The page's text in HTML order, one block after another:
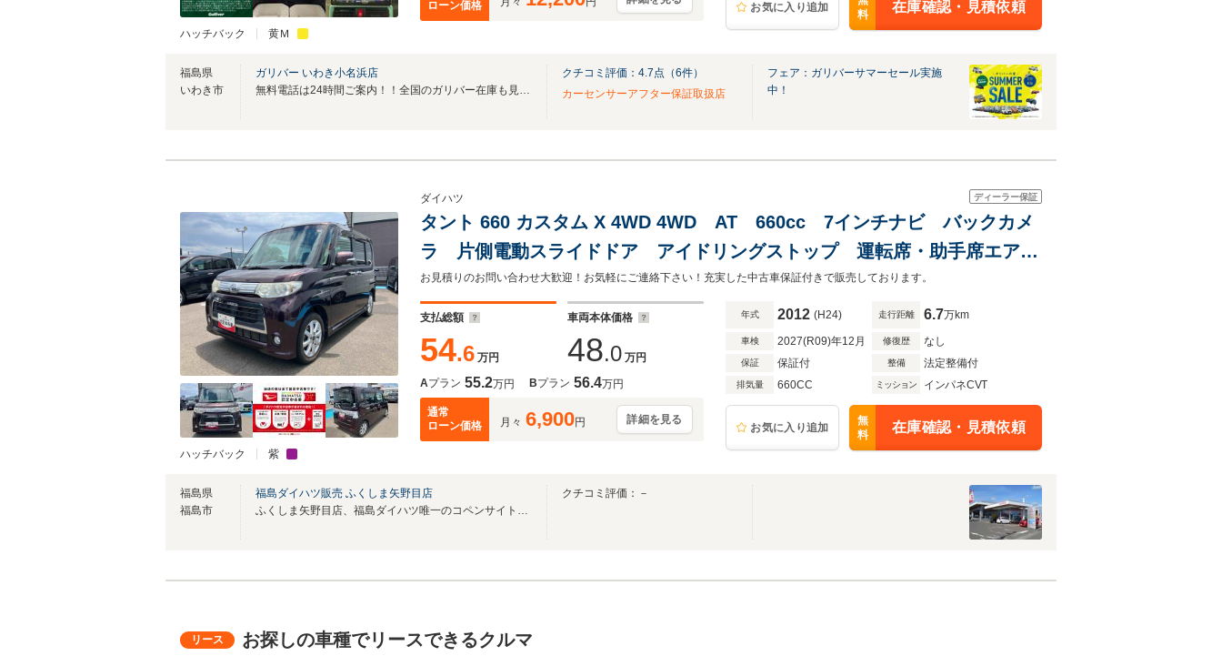
ハッチバック 黄Ｍ
ローン価格
お気に入り追加
料
在庫確認・見積依頼
福島県
いわき市
ガリバー いわき小名浜店
無料電話は24時間ご案内！！全国のガリバー在庫も見たい方は一括照会が可能です！
クチコミ評価： 4.7点（6件）
カーセンサーアフター保証取扱店
フェア：ガリバーサマーセール実施
中！
ハッチバック 紫
ディーラー保証
ダイハツ
タント 660 カスタム X 4WD 4WD AT 660cc 7インチナビ バックカメ
ラ 片側電動スライドドア アイドリングストップ 運転席・助手席エアバ
ック オートエアコン フォグランプ キーフリー
お見積りのお問い合わせ大歓迎！お気軽にご連絡下さい！充実した中古車保証付きで販売しております。
支払総額
54.6 万円
車両本体価格
48.0 万円
Aプラン 55.2万円 Bプラン 56.4万円
通常
ローン価格
月々 6,900円 詳細を見る
年式 2012 (H24) 走行距離 6.7万km
車検 2027(R09)年12月 修復歴 なし
保証 保証付 整備 法定整備付
排気量 660CC ミッション インパネCVT
お気に入り追加
無
料
在庫確認・見積依頼
福島県
福島市
福島ダイハツ販売 ふくしま矢野目店
ふくしま矢野目店、福島ダイハツ唯一のコペンサイトのお店です！飯坂I.C.より車で10分
クチコミ評価：－
お探しの車種でリースできるクルマ